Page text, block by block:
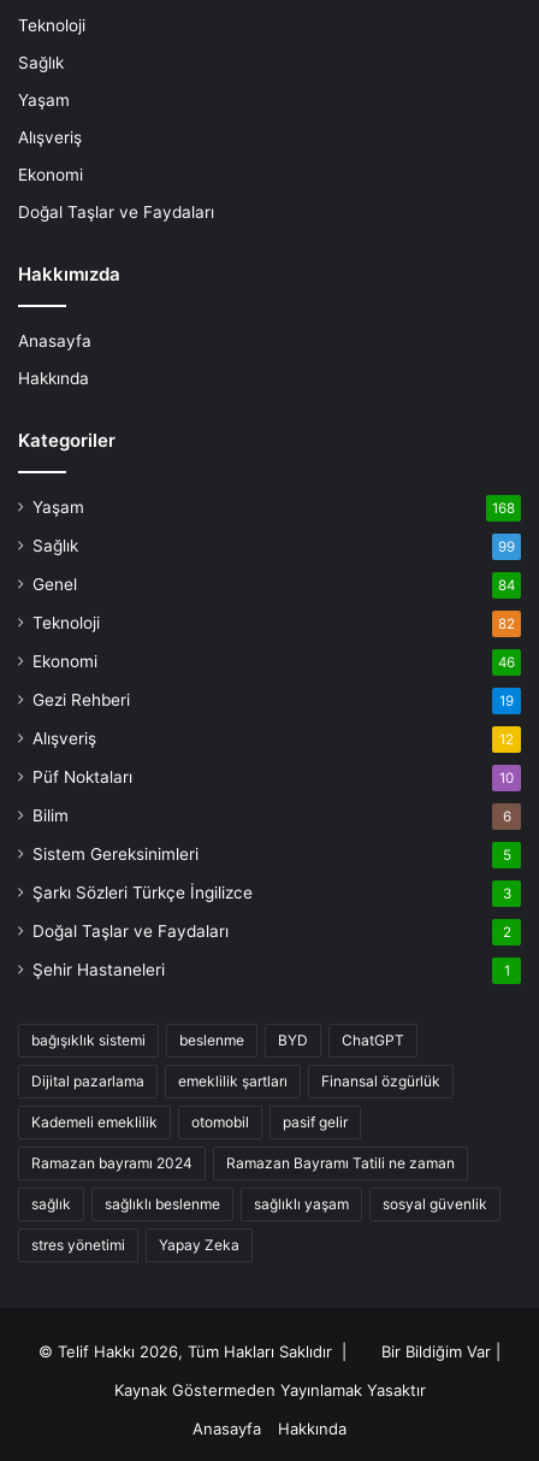
Teknoloji
Sağlık
Yaşam
Alışveriş
Ekonomi
Doğal Taşlar ve Faydaları
Hakkımızda
Anasayfa
Hakkında
Kategoriler
Yaşam 168
Sağlık 99
Genel 84
Teknoloji 82
Ekonomi 46
Gezi Rehberi 19
Alışveriş 12
Püf Noktaları 10
Bilim 6
Sistem Gereksinimleri 5
Şarkı Sözleri Türkçe İngilizce 3
Doğal Taşlar ve Faydaları 2
Şehir Hastaneleri 1
bağışıklık sistemi beslenme BYD ChatGPT
Dijital pazarlama emeklilik şartları Finansal özgürlük
Kademeli emeklilik otomobil pasif gelir
Ramazan bayramı 2024 Ramazan Bayramı Tatili ne zaman
sağlık sağlıklı beslenme sağlıklı yaşam sosyal güvenlik
stres yönetimi Yapay Zeka
© Telif Hakkı 2026, Tüm Hakları Saklıdır | Bir Bildiğim Var
Kaynak Göstermeden Yayınlamak Yasaktır
Anasayfa
Hakkında